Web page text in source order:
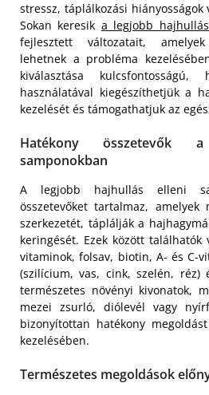
stressz, táplálkozási hiányosságok
Sokan keresik a legjobb
fejlesztett változatait,
lehetnek a probléma
kiválasztása
használatával kiegészíthetjük a
kezelését és támogathatjuk az
Hatékony összetevők
samponokban
A legjobb hajhullás elleni
összetevőket tartalmaz, amelyek
szerkezetét, táplálják a
keringését. Ezek között találhatók
vitaminok, folsav, biotin, A- és C-
(szilícium, vas, cink, szelén, réz)
természetes növényi kivonatok,
mezei zsurló, diólevél vagy
bizonyítottan hatékony
kezelésében.
Természetes megoldások